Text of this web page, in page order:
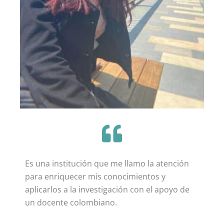
Es una institución que me llamo la atención
para enriquecer mis conocimientos y
aplicarlos a la investigación con el apoyo de
un docente colombiano.